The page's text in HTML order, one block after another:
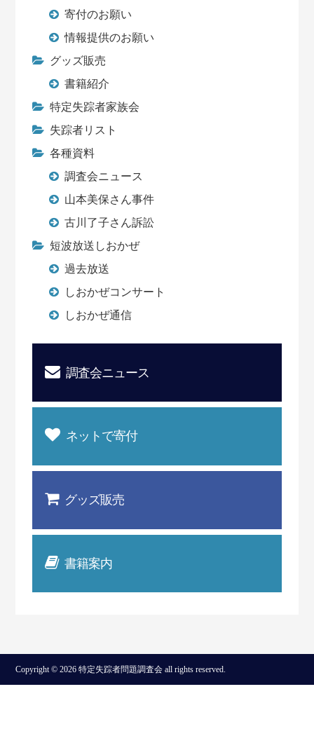
寄付のお願い
情報提供のお願い
グッズ販売
書籍紹介
特定失踪者家族会
失踪者リスト
各種資料
調査会ニュース
山本美保さん事件
古川了子さん訴訟
短波放送しおかぜ
過去放送
しおかぜコンサート
しおかぜ通信
調査会ニュース
ネットで寄付
グッズ販売
書籍案内
Copyright © 2026 特定失踪者問題調査会 all rights reserved.